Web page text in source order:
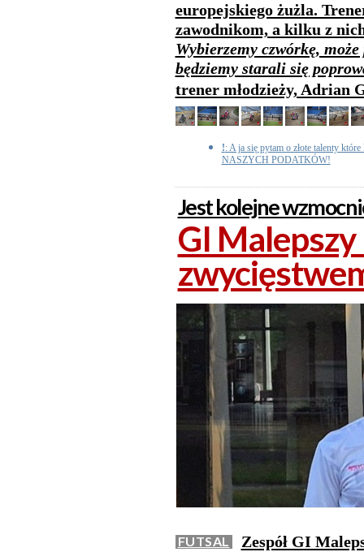
europejskiego żużla.
zawodnikom, a kilku z
Wybierzemy czwórkę,
będziemy starali się
trener młodzieży, Adrian
!: A ja się pytam o złote talenty
NASZYCH PODATKÓW!
Jest kolejne
GI
FUTSAL
Zespół GI